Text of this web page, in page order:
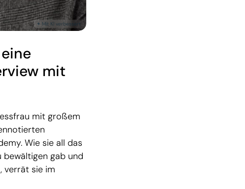
mit
mit großem
Wie sie all das
bewältigen gab und
verrät sie im